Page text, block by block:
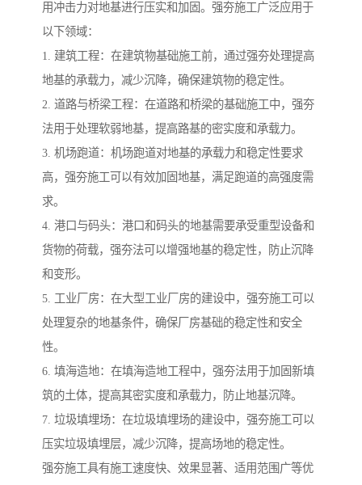
用冲击力对地基进行压实和加固。强夯施工广泛应用于
以下领域：
1. 建筑工程：在建筑物基础施工前，通过强夯处理提高
地基的承载力，减少沉降，确保建筑物的稳定性。
2. 道路与桥梁工程：在道路和桥梁的基础施工中，强夯
法用于处理软弱地基，提高路基的密实度和承载力。
3. 机场跑道：机场跑道对地基的承载力和稳定性要求
高，强夯施工可以有效加固地基，满足跑道的高强度需
求。
4. 港口与码头：港口和码头的地基需要承受重型设备和
货物的荷载，强夯法可以增强地基的稳定性，防止沉降
和变形。
5. 工业厂房：在大型工业厂房的建设中，强夯施工可以
处理复杂的地基条件，确保厂房基础的稳定性和安全
性。
6. 填海造地：在填海造地工程中，强夯法用于加固新填
筑的土体，提高其密实度和承载力，防止地基沉降。
7. 垃圾填埋场：在垃圾填埋场的建设中，强夯施工可以
压实垃圾填埋层，减少沉降，提高场地的稳定性。
强夯施工具有施工速度快、效果显著、适用范围广等优